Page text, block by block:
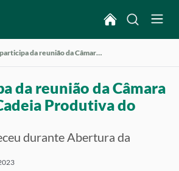
CNA participa da reunião da Câmara Setorial da Cadeia Produtiva do Arroz
da reunião da Câmara
Produtiva do
durante Abertura da